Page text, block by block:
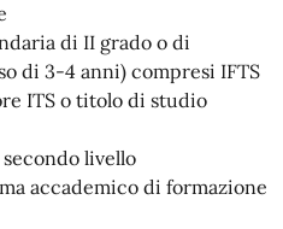
di II grado o di
di 3-4 anni) compresi IFTS
ITS o titolo di studio
livello
accademico di formazione